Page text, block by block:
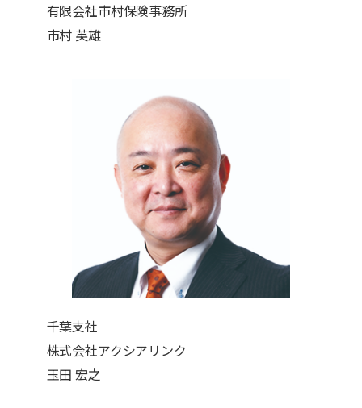
有限会社市村保険事務所
市村 英雄
千葉支社
株式会社アクシアリンク
玉田 宏之